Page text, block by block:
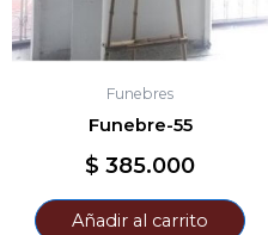
Funebres
Funebre-55
$ 385.000
Añadir al carrito